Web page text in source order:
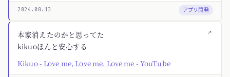
2024.08.13 アプリ開発
↗
本家消えたのかと思ってた
kikuoほんと安心する
Kikuo - Love me, Love me, Love me - YouTube